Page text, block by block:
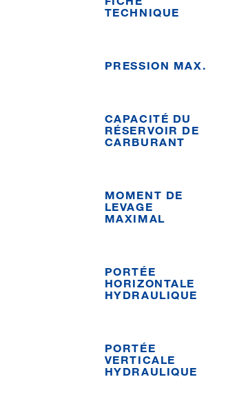
TECHNIQUE
PRESSION MAX.
CAPACITÉ DU
RÉSERVOIR DE
CARBURANT
MOMENT DE
LEVAGE
MAXIMAL
PORTÉE
HORIZONTALE
HYDRAULIQUE
PORTÉE
VERTICALE
HYDRAULIQUE